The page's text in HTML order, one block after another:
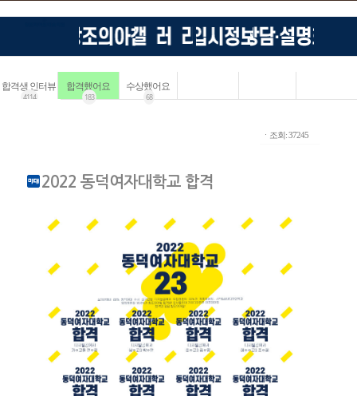
합격생 인터뷰
4114
합격했어요
183
수상했어요
68
ㆍ조회: 37245
2022 동덕여자대학교 합격